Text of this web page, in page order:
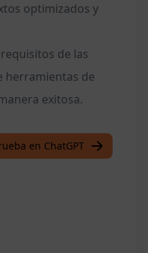
optimizados y
de las
herramientas de
exitosa.
en ChatGPT